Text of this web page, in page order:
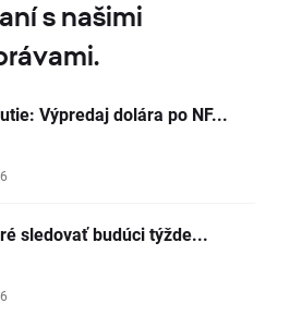
s našimi
Výpredaj dolára po NF...
sledovať budúci týžde...